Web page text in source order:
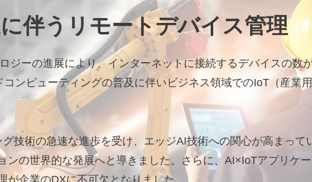
伴うリモートデバイス管理
ジーの進展により、インターネットに接続するデバイスの数
ンピューティングの普及に伴いビジネス領域でのIoT（産業
技術の急速な進歩を受け、エッジAI技術への関心が高まって
の世界的な発展へと導きました。さらに、AI×IoTアプリケ
企業のDXに不可欠となりました。